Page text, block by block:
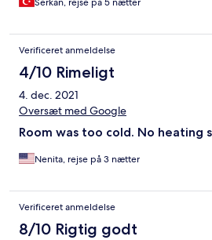
Serkan, rejse på 5 nætter
Verificeret anmeldelse
4/10 Rimeligt
4. dec. 2021
Oversæt med Google
Room was too cold. No heating
Nenita, rejse på 3 nætter
Verificeret anmeldelse
8/10 Rigtig godt